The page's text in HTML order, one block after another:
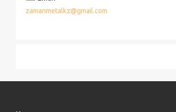
zamanmetalkz@gmail.com